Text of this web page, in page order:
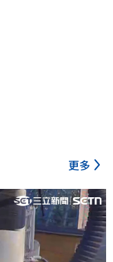
更多